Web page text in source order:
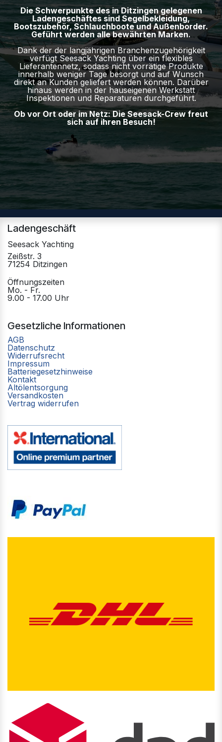
Die Schwerpunkte des in Ditzingen gelegenen
Ladengeschäftes sind Segelbekleidung,
Bootszubehör, Schlauchboote und Außenborder.
Geführt werden alle bewährten Marken.
Dank der der langjährigen Branchenzugehörigkeit
verfügt Seesack Yachting über ein flexibles
Lieferantennetz, sodass nicht vorrätige Produkte
innerhalb weniger Tage besorgt und auf Wunsch
direkt an Kunden geliefert werden können. Darüber
hinaus werden in der hauseigenen Werkstatt
Inspektionen und Reparaturen durchgeführt.
Ob vor Ort oder im Netz: Die Seesack-Crew freut
sich auf ihren Besuch!
Ladengeschäft
Seesack Yachting
Zeißstr. 3
71254 Ditzingen
Öffnungszeiten
Mo. - Fr.
9.00 - 17.00 Uhr
Gesetzliche Informationen
AGB
Datenschutz
Widerrufsrecht
Impressum
Batteriegesetzhinweise
Kontakt
Altölentsorgung
Versandkosten
Vertrag widerrufen